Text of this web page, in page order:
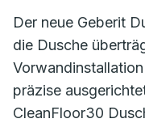
Der neue Geberit
die Dusche
präzise
CleanFloor30